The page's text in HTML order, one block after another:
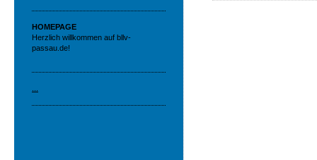
HOMEPAGE
Herzlich willkommen auf bllv-
passau.de!